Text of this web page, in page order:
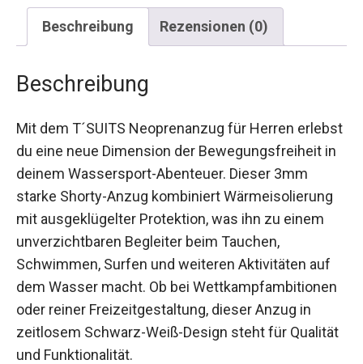
Beschreibung Rezensionen (0)
Beschreibung
Mit dem T´SUITS Neoprenanzug für Herren erlebst
du eine neue Dimension der Bewegungsfreiheit in
deinem Wassersport-Abenteuer. Dieser 3mm
starke Shorty-Anzug kombiniert Wärmeisolierung
mit ausgeklügelter Protektion, was ihn zu einem
unverzichtbaren Begleiter beim Tauchen,
Schwimmen, Surfen und weiteren Aktivitäten auf
dem Wasser macht. Ob bei Wettkampfambitionen
oder reiner Freizeitgestaltung, dieser Anzug in
zeitlosem Schwarz-Weiß-Design steht für Qualität
und Funktionalität.